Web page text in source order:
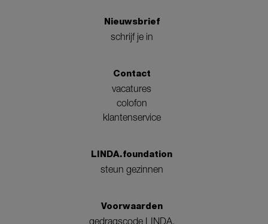
Nieuwsbrief
schrijf je in
Contact
vacatures
colofon
klantenservice
LINDA.foundation
steun gezinnen
Voorwaarden
gedragscode LINDA.